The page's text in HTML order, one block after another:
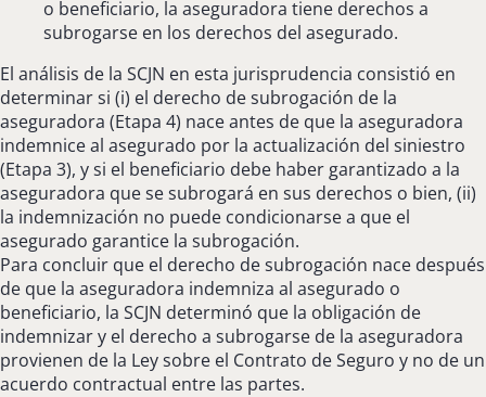
o beneficiario, la aseguradora tiene derechos a
subrogarse en los derechos del asegurado.
El análisis de la SCJN en esta jurisprudencia consistió en
determinar si (i) el derecho de subrogación de la
aseguradora (Etapa 4) nace antes de que la aseguradora
indemnice al asegurado por la actualización del siniestro
(Etapa 3), y si el beneficiario debe haber garantizado a la
aseguradora que se subrogará en sus derechos o bien, (ii)
la indemnización no puede condicionarse a que el
asegurado garantice la subrogación.
Para concluir que el derecho de subrogación nace después
de que la aseguradora indemniza al asegurado o
beneficiario, la SCJN determinó que la obligación de
indemnizar y el derecho a subrogarse de la aseguradora
provienen de la Ley sobre el Contrato de Seguro y no de un
acuerdo contractual entre las partes.